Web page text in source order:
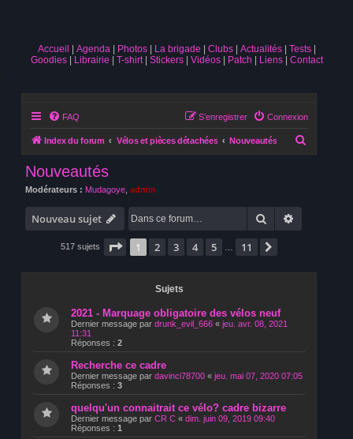
Accueil Agenda Photos La brigade Clubs Actualités
Tests
Goodies
Librairie T-shirt Stickers Vidéos Patch Liens Contact
FAQ Connexion
S’enregistrer
Index du forum Vélos et pièces détachées Nouveautés
h
Nouveautés
Modérateurs : Mudagoye admin
Nouveau sujet Rechercher
517 sujets Page 1sur11
1 2 3 4 5 11
Sujets
2021 - Marquage obligatoire des vélos neuf
Dernier message par drunk_evil_666 « jeu. avr. 08, 2021
11:31
Réponses : 2
Recherche ce cadre
Dernier message par davinci78700 « jeu. mai 07, 2020 07:05
Réponses : 3
quelqu'un connaitrait ce vélo? cadre bizarre
Dernier message par CR C « dim. juin 09, 2019 09:40
Réponses : 1